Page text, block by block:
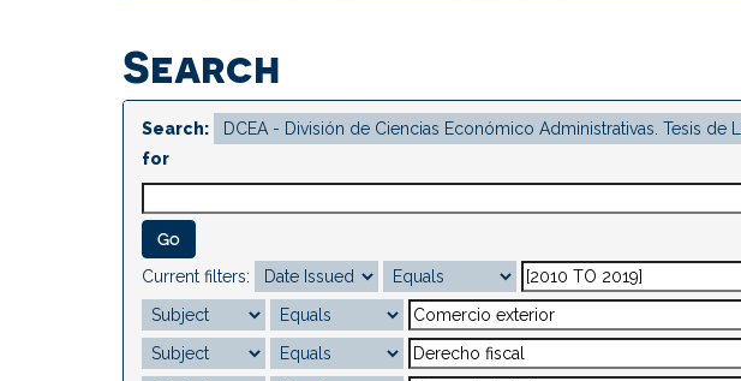
Search
Search:
for
Current filters: